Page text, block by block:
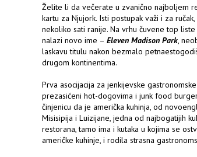
Želite li da večerate u zvanično najboljem
kartu za Njujork. Isti postupak važi i za
nekoliko sati ranije. Na vrhu čuvene top liste
nalazi novo ime – Eleven Madison Park,
laskavu titulu nakon bezmalo
drugom kontinentima.
Prva asocijacija za jenkijevske
prezasićeni hot-dogovima i junk food
činjenicu da je američka kuhinja, od
Misisipija i Luizijane, jedna od najbogatijih
restorana, tamo ima i kutaka u kojima se
američke kuhinje, i rodila strasna